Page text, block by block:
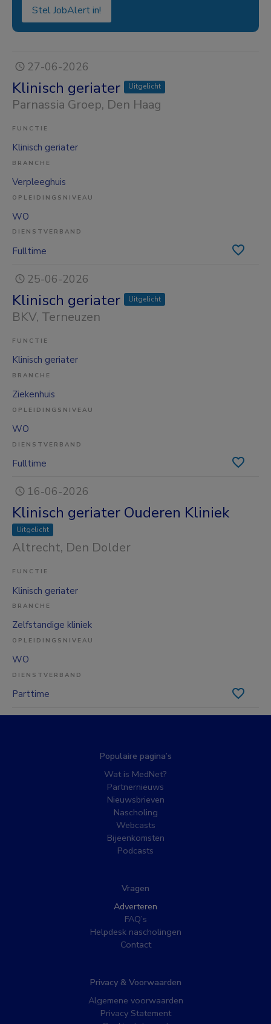
Stel JobAlert in!
27-06-2026
Klinisch geriater Uitgelicht
Parnassia Groep, Den Haag
FUNCTIE
Klinisch geriater
BRANCHE
Verpleeghuis
OPLEIDINGSNIVEAU
WO
DIENSTVERBAND
Fulltime
25-06-2026
Klinisch geriater Uitgelicht
BKV, Terneuzen
FUNCTIE
Klinisch geriater
BRANCHE
Ziekenhuis
OPLEIDINGSNIVEAU
WO
DIENSTVERBAND
Fulltime
16-06-2026
Klinisch geriater Ouderen Kliniek
Uitgelicht
Altrecht, Den Dolder
FUNCTIE
Klinisch geriater
BRANCHE
Zelfstandige kliniek
OPLEIDINGSNIVEAU
WO
DIENSTVERBAND
Parttime
Populaire pagina’s
Wat is MedNet?
Partnernieuws
Nieuwsbrieven
Nascholing
Webcasts
Bijeenkomsten
Podcasts
Vragen
Adverteren
FAQ’s
Helpdesk nascholingen
Contact
Privacy & Voorwaarden
Algemene voorwaarden
Privacy Statement